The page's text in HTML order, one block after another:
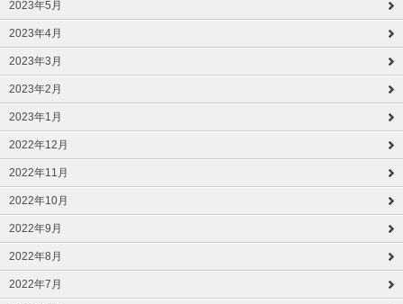
2023年5月
2023年4月
2023年3月
2023年2月
2023年1月
2022年12月
2022年11月
2022年10月
2022年9月
2022年8月
2022年7月